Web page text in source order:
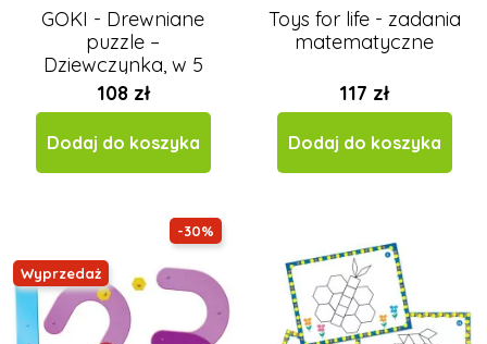
GOKI - Drewniane
puzzle –
Dziewczynka, w 5
warstwach
108 zł
Dodaj do koszyka
Toys for life - zadania
matematyczne
117 zł
Dodaj do koszyka
-30%
Wyprzedaż